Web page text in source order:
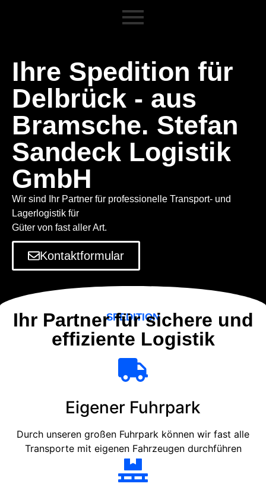
Ihre Spedition für
Delbrück - aus
Bramsche. Stefan
Sandeck Logistik
GmbH
Wir sind Ihr Partner für professionelle Transport- und
Lagerlogistik für
Güter von fast aller Art.
Kontaktformular
SPEDITION
Ihr Partner für sichere und
effiziente Logistik
Eigener Fuhrpark
Durch unseren großen Fuhrpark können wir fast alle
Transporte mit eigenen Fahrzeugen durchführen